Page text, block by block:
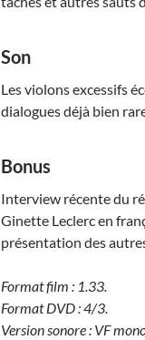
Son
Les violons excessifs
dialogues déjà bien
Bonus
Interview récente du
Ginette Leclerc en
présentation des
Format film : 1.33.
Format DVD : 4/3.
Version sonore : VF